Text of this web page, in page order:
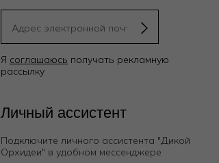
Я соглашаюсь получать рекламную
рассылку
Личный ассистент
Подключите личного ассистента "Дикой
Орхидеи" в удобном мессенджере